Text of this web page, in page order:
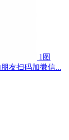
1图
友扫码加微信...